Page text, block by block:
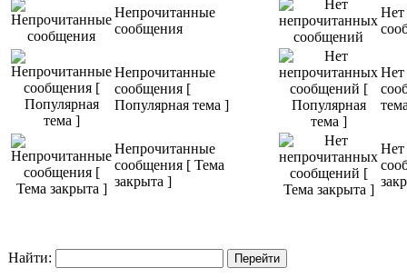
Непрочитанные
сообщения
Нет
Непрочитанные
сообщения [
Популярная тема ]
Нет
Непрочитанные
сообщения [ Тема
закрыта ]
Нет
Найти: